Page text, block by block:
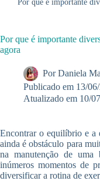
Por que é importante
Por que é importante
agora
Por Daniela
Publicado em 13/
Atualizado em 10/
Encontrar o equilíbrio e a
ainda é obstáculo para
na manutenção de uma
inúmeros momentos de
diversificar a rotina de